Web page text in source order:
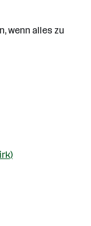
wenn alles zu